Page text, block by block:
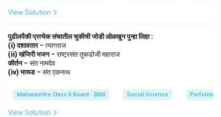
View Solution
पुढीलपैकी प्रत्येक संचातील चुकीची जोडी ओळखून पुन्हा लिहा :
(i) दशावतार– त्यागराज
(ii) खंजिरी भजन– राष्ट्रसंत तुकडोजी महाराज
कीर्तन– संत नामदेव
(iv) भारूड– संत एकनाथ
Maharashtra Class X Board - 2024 Social Science Performing
View Solution